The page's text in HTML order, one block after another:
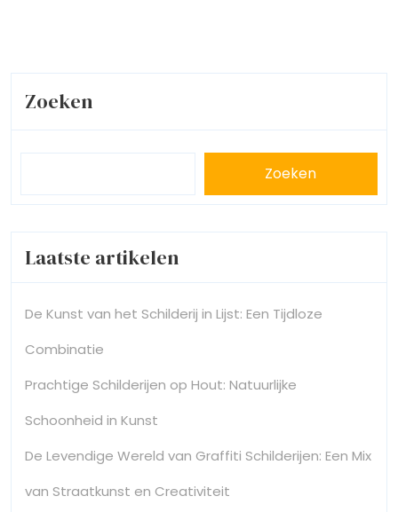
Zoeken
Zoeken
Laatste artikelen
De Kunst van het Schilderij in Lijst: Een Tijdloze
Combinatie
Prachtige Schilderijen op Hout: Natuurlijke
Schoonheid in Kunst
De Levendige Wereld van Graffiti Schilderijen: Een Mix
van Straatkunst en Creativiteit